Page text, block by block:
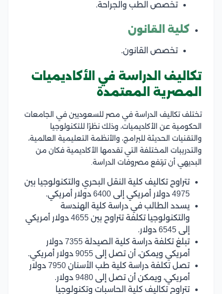
تخصص الطب والجراحة.
كلية القانون
تخصص القانون.
تكاليف الدراسة في الأكاديميات
المصرية المعتمدة
تختلفتكاليف الدراسة في مصر للسعوديين في الجامعات
الحكومية عن الأكاديميات، وذلك نظرًا للتكنولوجيا
والتقنيات الحديثة للبرامج، والأنظمة التعليمية العالمية،
والتدريبات المختلفة التي تقدمها الأكاديمية فكان من
البديهي أن ترتفع مصروفات الدراسة.
تتراوح تكاليف كلية النقل البحري والتكنولوجيا بين
4975 دولار أمريكي إلى 6400 دولار أمريكي.
يسدد الطالب في دراسة كلية الهندسة
والتكنولوجيا تكلفة تتراوح بين 4655 دولار أمريكي
إلى 6545 دولار.
تبلغ تكلفة دراسة كلية الصيدلة 7355 دولار
أمريكي ويمكن، أن تصل إلى 9055 دولار أمريكي.
تصل تكلفة دراسة كلية طب الأسنان 7950 دولار
أمريكي، ويمكن أن تصل إلى 9480 دولار.
تتراوح تكاليف كلية الحاسبات وتكنولوجيا